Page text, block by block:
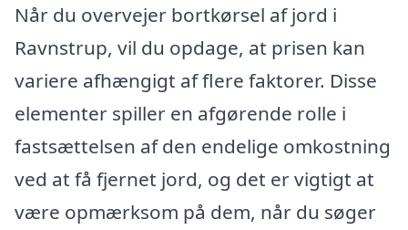
Når du overvejer bortkørsel af jord i
Ravnstrup, vil du opdage, at prisen kan
variere afhængigt af flere faktorer. Disse
elementer spiller en afgørende rolle i
fastsættelsen af den endelige omkostning
ved at få fjernet jord, og det er vigtigt at
være opmærksom på dem, når du søger